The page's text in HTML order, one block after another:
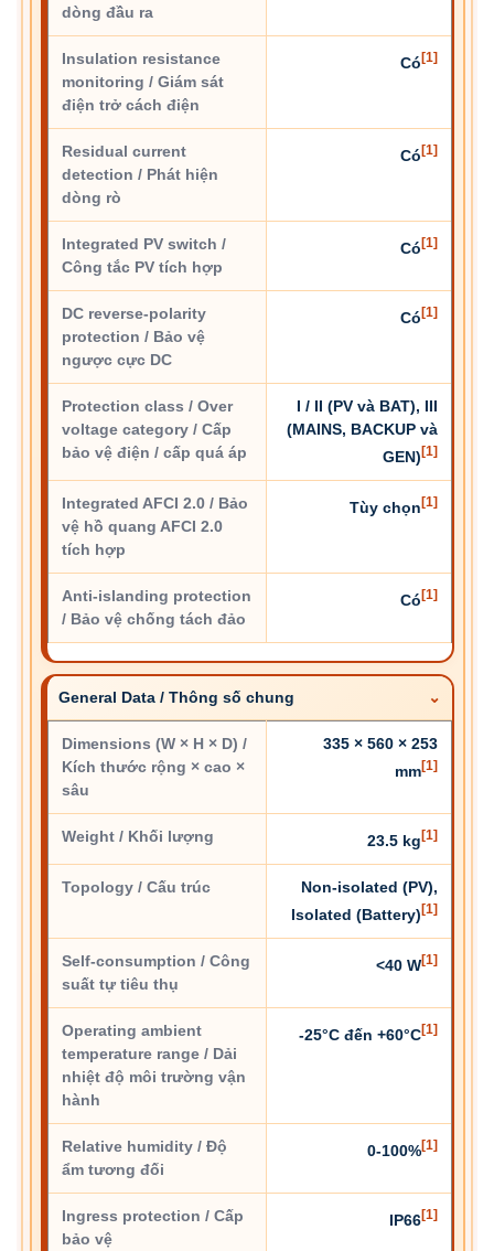
dòng đầu ra
Insulation resistance
monitoring / Giám sát
điện trở cách điện
Có [1]
Residual current
detection / Phát hiện
dòng rò
Có [1]
Integrated PV switch /
Công tắc PV tích hợp
Có [1]
DC reverse-polarity
protection / Bảo vệ
ngược cực DC
Có [1]
Protection class / Over
voltage category / Cấp
bảo vệ điện / cấp quá áp
I / II (PV và BAT), III
(MAINS, BACKUP và
GEN) [1]
Integrated AFCI 2.0 / Bảo
vệ hồ quang AFCI 2.0
tích hợp
Tùy chọn [1]
Anti-islanding protection
/ Bảo vệ chống tách đảo
Có [1]
General Data / Thông số chung
Dimensions (W × H × D) /
Kích thước rộng × cao ×
sâu
335 × 560 × 253
mm[1]
Weight / Khối lượng 23.5 kg [1]
Topology / Cấu trúc
Non-isolated (PV),
Isolated (Battery) [1]
Self-consumption / Công
suất tự tiêu thụ
<40 W[1]
Operating ambient
temperature range / Dải
nhiệt độ môi trường vận
hành
-25°C đến +60°C[1]
Relative humidity / Độ
ẩm tương đối
0-100%[1]
Ingress protection / Cấp
bảo vệ
IP66[1]